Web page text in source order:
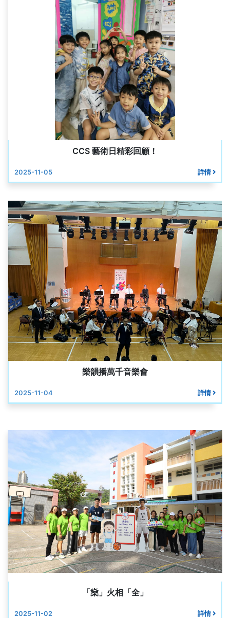
CCS 藝術日精彩回顧！
2025-11-05 詳情
樂韻播萬千音樂會
2025-11-04 詳情
「燊」火相「全」
2025-11-02 詳情